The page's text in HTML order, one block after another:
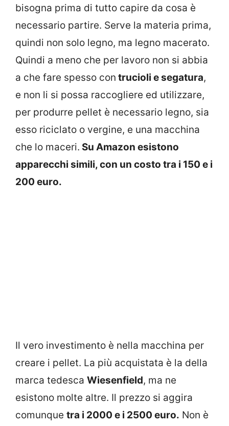
bisogna prima di tutto capire da cosa è
necessario partire. Serve la materia prima,
quindi non solo legno, ma legno macerato.
Quindi a meno che per lavoro non si abbia
a che fare spesso con trucioli e segatura,
e non li si possa raccogliere ed utilizzare,
per produrre pellet è necessario legno, sia
esso riciclato o vergine, e una macchina
che lo maceri. Su Amazon esistono
apparecchi simili, con un costo tra i 150 e i
200 euro.
Il vero investimento è nella macchina per
creare i pellet. La più acquistata è la della
marca tedesca Wiesenfield, ma ne
esistono molte altre. Il prezzo si aggira
comunque tra i 2000 e i 2500 euro. Non è